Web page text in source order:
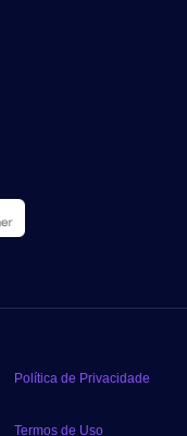
Política de Privacidade
Termos de Uso